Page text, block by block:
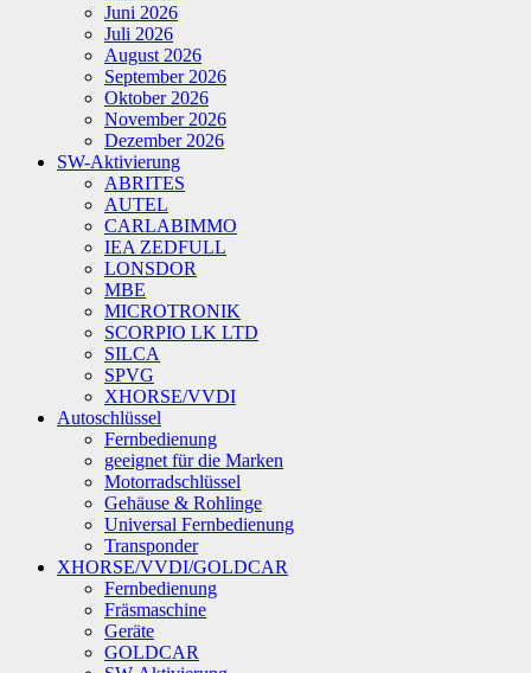
Juni 2026
Juli 2026
August 2026
September 2026
Oktober 2026
November 2026
Dezember 2026
SW-Aktivierung
ABRITES
AUTEL
CARLABIMMO
IEA ZEDFULL
LONSDOR
MBE
MICROTRONIK
SCORPIO LK LTD
SILCA
SPVG
XHORSE/VVDI
Autoschlüssel
Fernbedienung
geeignet für die Marken
Motorradschlüssel
Gehäuse & Rohlinge
Universal Fernbedienung
Transponder
XHORSE/VVDI/GOLDCAR
Fernbedienung
Fräsmaschine
Geräte
GOLDCAR